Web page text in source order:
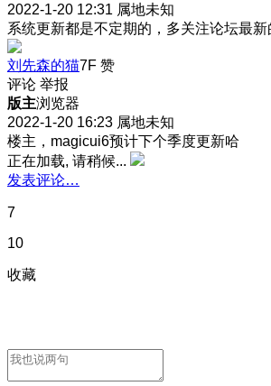
2022-1-20 12:31 属地未知
系统更新都是不定期的，多关注论坛最新
刘先森的猫7F 赞
评论 举报
版主浏览器
2022-1-20 16:23 属地未知
楼主，magicui6预计下个季度更新哈
正在加载, 请稍候...
发表评论…
7
10
收藏